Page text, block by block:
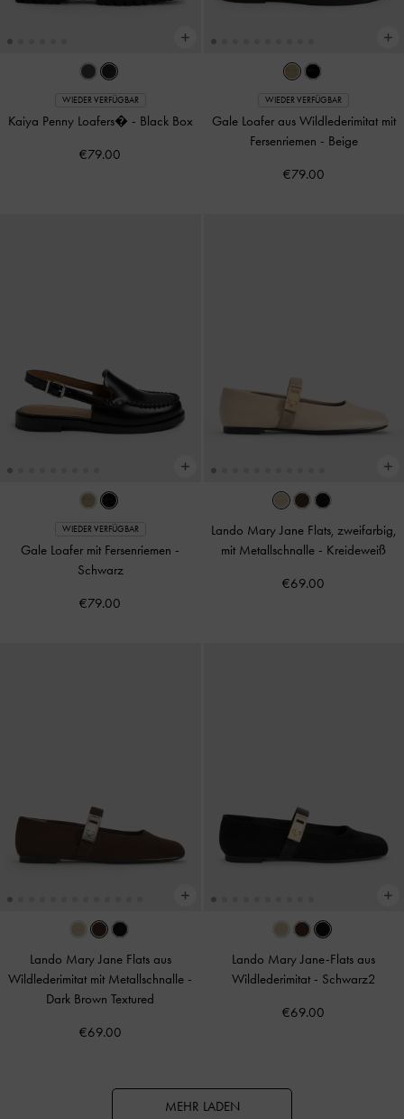
WIEDER VERFÜGBAR
Kaiya Penny Loafers� - Black Box
€79.00
WIEDER VERFÜGBAR
Gale Loafer aus Wildlederimitat mit
Fersenriemen - Beige
€79.00
WIEDER VERFÜGBAR
Gale Loafer mit Fersenriemen -
Schwarz
€79.00
Lando Mary Jane Flats, zweifarbig,
mit Metallschnalle - Kreideweiß
€69.00
Lando Mary Jane Flats aus
Wildlederimitat mit Metallschnalle -
Dark Brown Textured
€69.00
Lando Mary Jane-Flats aus
Wildlederimitat - Schwarz2
€69.00
MEHR LADEN